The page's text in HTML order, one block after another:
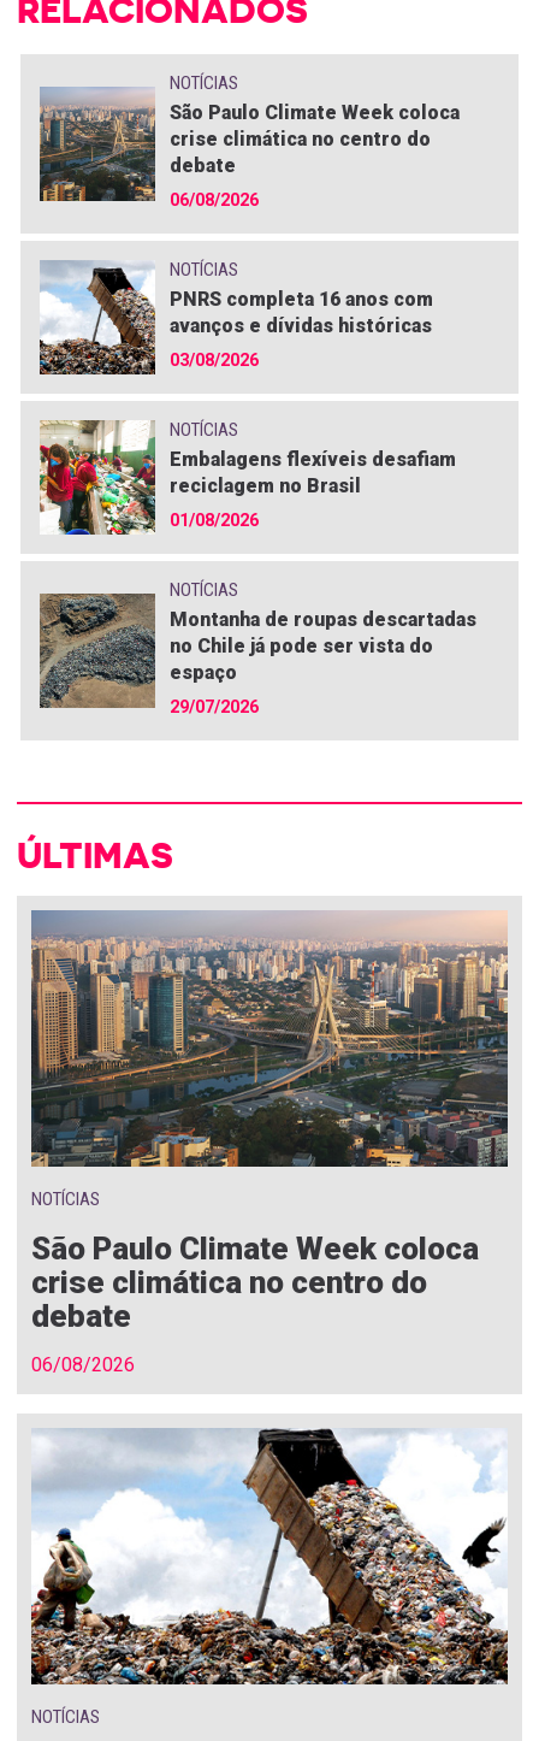
RELACIONADOS
NOTÍCIAS
São Paulo Climate Week coloca
crise climática no centro do
debate
06/08/2026
NOTÍCIAS
PNRS completa 16 anos com
avanços e dívidas históricas
03/08/2026
NOTÍCIAS
Embalagens flexíveis desafiam
reciclagem no Brasil
01/08/2026
NOTÍCIAS
Montanha de roupas descartadas
no Chile já pode ser vista do
espaço
29/07/2026
ÚLTIMAS
NOTÍCIAS
São Paulo Climate Week coloca
crise climática no centro do
debate
06/08/2026
NOTÍCIAS